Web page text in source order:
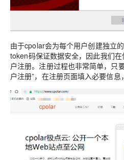
由于cpolar会为每个用户创建独立
token码保证数据安全，因此我们
户注册。注册过程也非常简单，只
户注册”，在注册页面填入必要信息